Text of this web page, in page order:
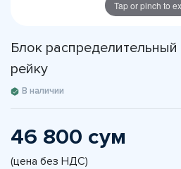
Tap or pinch to
Блок
рейку
В наличии
46 800 сум
(цена без НДС)